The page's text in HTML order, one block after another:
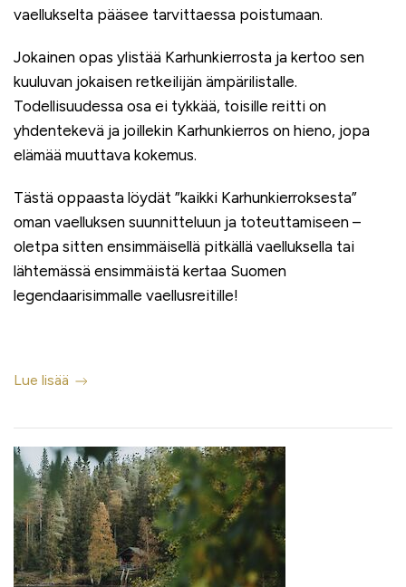
vaellukselta pääsee tarvittaessa poistumaan.
Jokainen opas ylistää Karhunkierrosta ja kertoo sen
kuuluvan jokaisen retkeilijän ämpärilistalle.
Todellisuudessa osa ei tykkää, toisille reitti on
yhdentekevä ja joillekin Karhunkierros on hieno, jopa
elämää muuttava kokemus.
Tästä oppaasta löydät ”kaikki Karhunkierroksesta”
oman vaelluksen suunnitteluun ja toteuttamiseen –
oletpa sitten ensimmäisellä pitkällä vaelluksella tai
lähtemässä ensimmäistä kertaa Suomen
legendaarisimmalle vaellusreitille!
Lue lisää